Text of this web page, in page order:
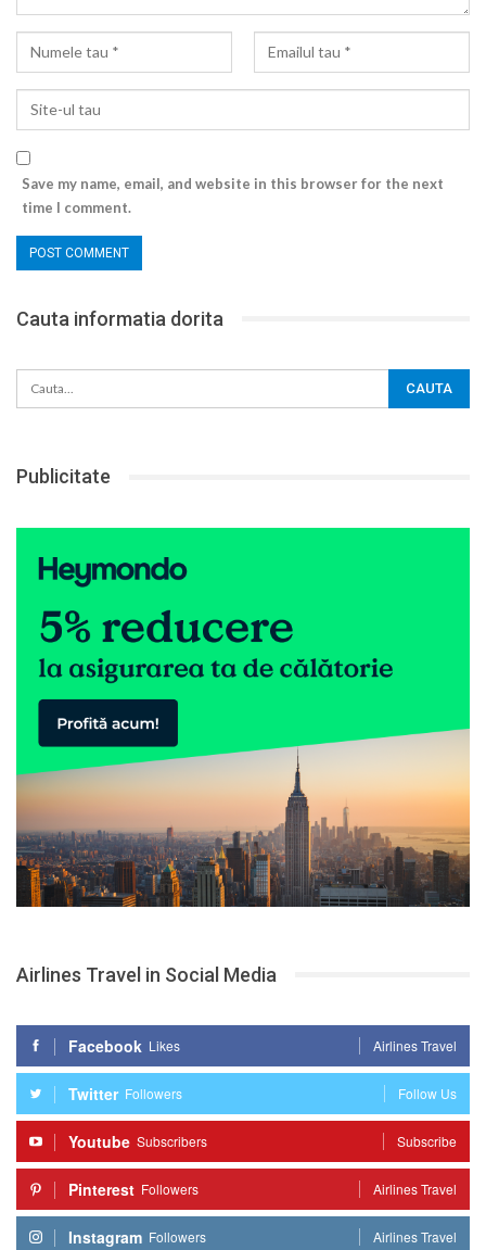
Save my name, email, and website in this browser for the next
time I comment.
Cauta informatia dorita
Publicitate
Airlines Travel in Social Media
Facebook Likes Airlines Travel
Twitter Followers Follow Us
Youtube Subscribers Subscribe
Pinterest Followers Airlines Travel
Instagram Followers Airlines Travel